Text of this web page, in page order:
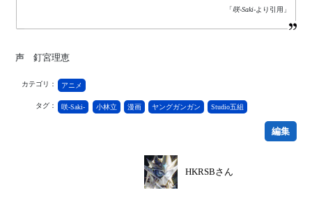
「咲-Saki-より引用」
声 釘宮理恵
カテゴリ： アニメ
タグ： 咲-Saki- 小林立 漫画 ヤングガンガン Studio五組
編集
HKRSBさん